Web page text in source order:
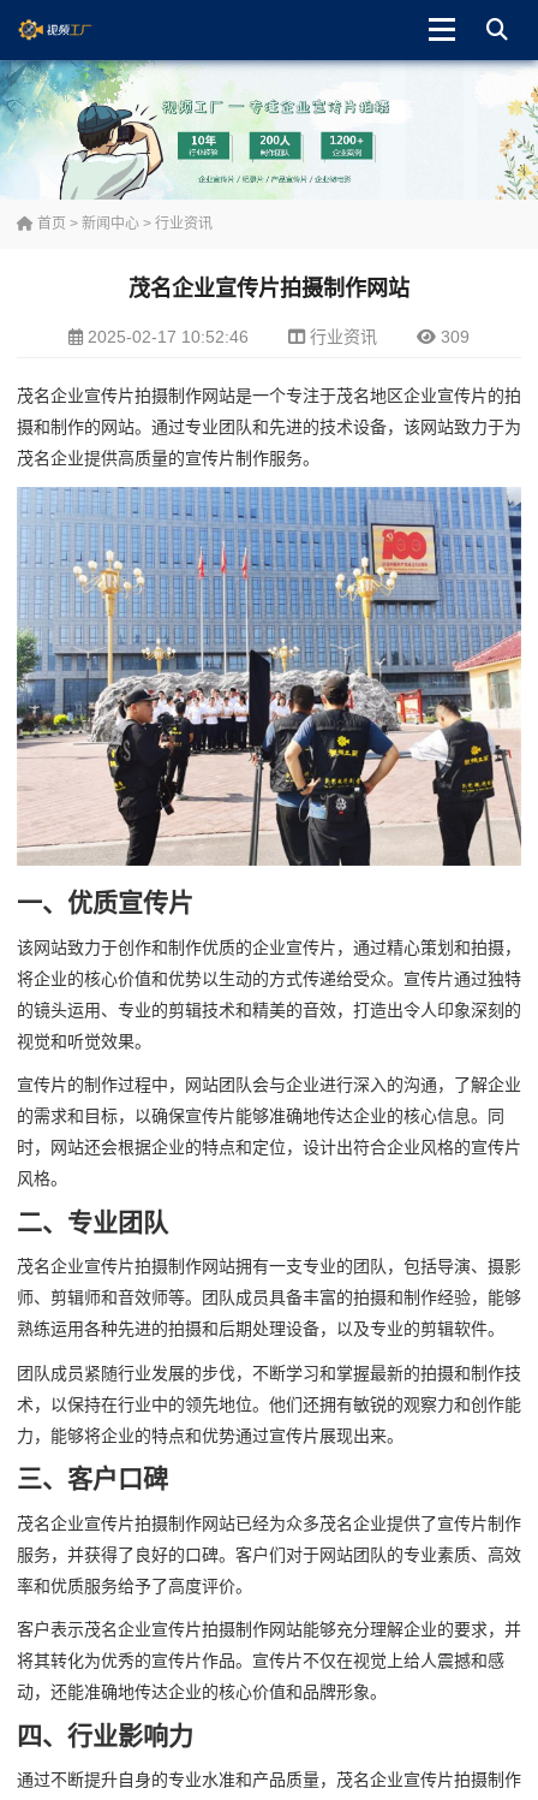
首页 > 新闻中心 > 行业资讯
茂名企业宣传片拍摄制作网站
2025-02-17 10:52:46 行业资讯 309
茂名企业宣传片拍摄制作网站是一个专注于茂名地区企业宣传片的拍
摄和制作的网站。通过专业团队和先进的技术设备，该网站致力于为
茂名企业提供高质量的宣传片制作服务。
一、优质宣传片
该网站致力于创作和制作优质的企业宣传片，通过精心策划和拍摄，
将企业的核心价值和优势以生动的方式传递给受众。宣传片通过独特
的镜头运用、专业的剪辑技术和精美的音效，打造出令人印象深刻的
视觉和听觉效果。
宣传片的制作过程中，网站团队会与企业进行深入的沟通，了解企业
的需求和目标，以确保宣传片能够准确地传达企业的核心信息。同
时，网站还会根据企业的特点和定位，设计出符合企业风格的宣传片
风格。
二、专业团队
茂名企业宣传片拍摄制作网站拥有一支专业的团队，包括导演、摄影
师、剪辑师和音效师等。团队成员具备丰富的拍摄和制作经验，能够
熟练运用各种先进的拍摄和后期处理设备，以及专业的剪辑软件。
团队成员紧随行业发展的步伐，不断学习和掌握最新的拍摄和制作技
术，以保持在行业中的领先地位。他们还拥有敏锐的观察力和创作能
力，能够将企业的特点和优势通过宣传片展现出来。
三、客户口碑
茂名企业宣传片拍摄制作网站已经为众多茂名企业提供了宣传片制作
服务，并获得了良好的口碑。客户们对于网站团队的专业素质、高效
率和优质服务给予了高度评价。
客户表示茂名企业宣传片拍摄制作网站能够充分理解企业的要求，并
将其转化为优秀的宣传片作品。宣传片不仅在视觉上给人震撼和感
动，还能准确地传达企业的核心价值和品牌形象。
四、行业影响力
通过不断提升自身的专业水准和产品质量，茂名企业宣传片拍摄制作